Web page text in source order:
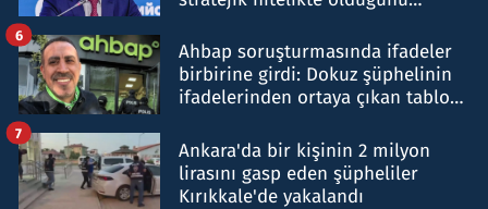
Ahbap soruşturmasında ifadeler
birbirine girdi: Dokuz şüphelinin
ifadelerinden ortaya çıkan tablo
6
Ankara'da bir kişinin 2 milyon
lirasını gasp eden şüpheliler
Kırıkkale'de yakalandı
7